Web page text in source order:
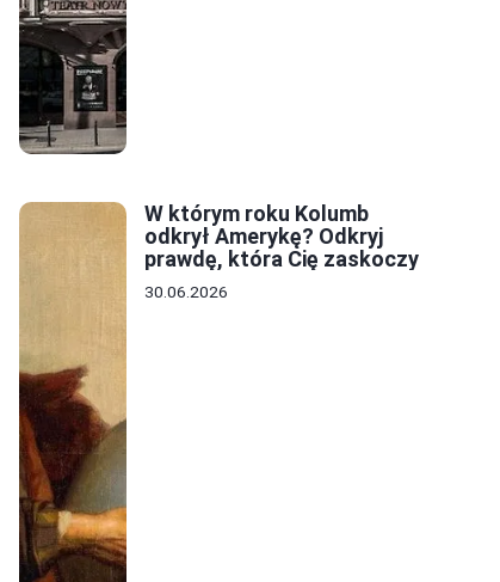
W którym roku Kolumb
odkrył Amerykę? Odkryj
prawdę, która Cię zaskoczy
30.06.2026